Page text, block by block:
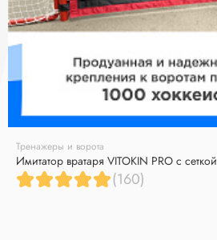
Тренажеры и ворота
Имитатор вратаря VITOKIN PRO с сеткой
(160)